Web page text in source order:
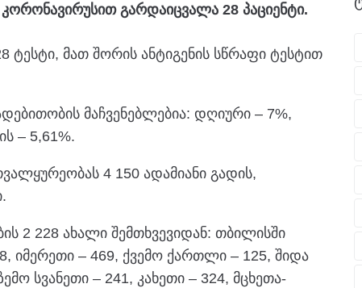
გარდაიცვალა 28 პაციენტი.
ტესტი, მათ შორის ანტიგენის სწრაფი ტესტით
მაჩვენებლებია: დღიური – 7%,
– 5,61%.
4 150 ადამიანი გადის,
2 228 ახალი შემთხვევიდან: თბილისში
იმერეთი – 469, ქვემო ქართლი – 125, შიდა
სვანეთი – 241, კახეთი – 324, მცხეთა-